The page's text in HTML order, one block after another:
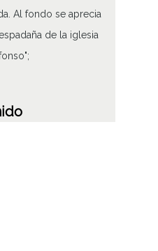
Al fondo se aprecia
de la iglesia
soporte
Imagen Final: